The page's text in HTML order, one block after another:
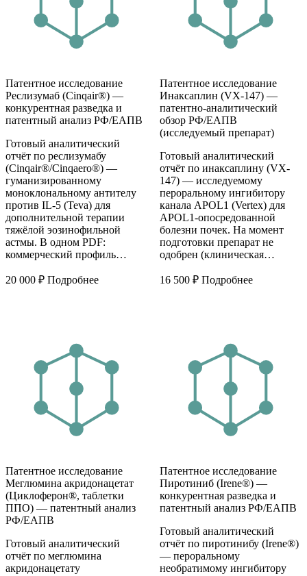
Патентное исследование
Реслизумаб (Cinqair®) —
конкурентная разведка и
патентный анализ РФ/ЕАПВ
Готовый аналитический
отчёт по реслизумабу
(Cinqair®/Cinqaero®) —
гуманизированному
моноклональному антителу
против IL-5 (Teva) для
дополнительной терапии
тяжёлой эозинофильной
астмы. В одном PDF:
коммерческий профиль…
20 000 ₽ Подробнее
Патентное исследование
Инаксаплин (VX-147) —
патентно-аналитический
обзор РФ/ЕАПВ
(исследуемый препарат)
Готовый аналитический
отчёт по инаксаплину (VX-
147) — исследуемому
пероральному ингибитору
канала APOL1 (Vertex) для
APOL1-опосредованной
болезни почек. На момент
подготовки препарат не
одобрен (клиническая…
16 500 ₽ Подробнее
Патентное исследование
Меглюмина акридонацетат
(Циклоферон®, таблетки
ППО) — патентный анализ
РФ/ЕАПВ
Готовый аналитический
отчёт по меглюмина
акридонацетату
Патентное исследование
Пиротиниб (Irene®) —
конкурентная разведка и
патентный анализ РФ/ЕАПВ
Готовый аналитический
отчёт по пиротинибу (Irene®)
— пероральному
необратимому ингибитору